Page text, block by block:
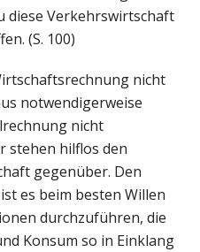
diese Verkehrswirtschaft
(S. 100)
nicht
notwendigerweise
nicht
stehen hilflos den
gegenüber. Den
es beim besten Willen
durchzuführen, die
Konsum so in Einklang